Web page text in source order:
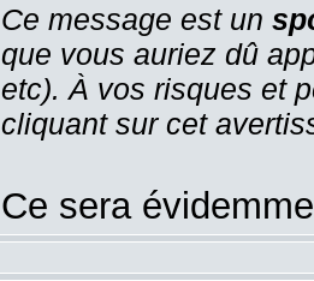
Ce message est un
que vous auriez dû
etc). À vos risques et
cliquant sur cet
Ce sera